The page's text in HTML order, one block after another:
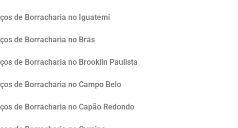
de Borracharia no Iguatemi
de Borracharia no Brás
de Borracharia no Brooklin Paulista
de Borracharia no Campo Belo
de Borracharia no Capão Redondo